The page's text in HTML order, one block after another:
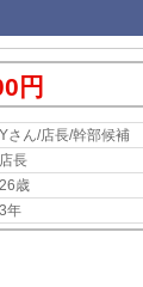
円
Yさん/店長/幹部候補
店長
26歳
3年